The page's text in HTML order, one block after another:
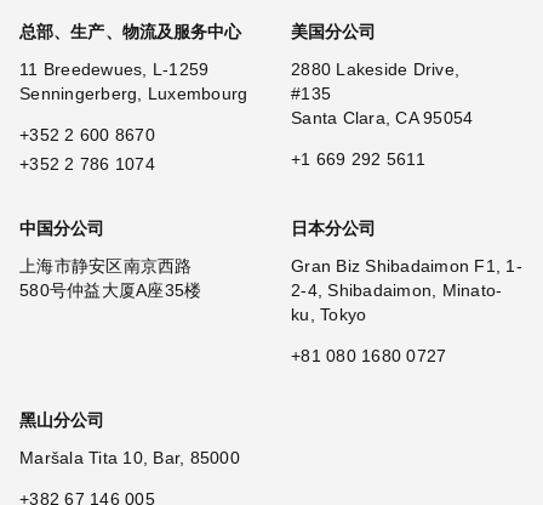
总部、生产、物流及服务中心
11 Breedewues, L-1259
Senningerberg, Luxembourg
+352 2 600 8670
+352 2 786 1074
美国分公司
2880 Lakeside Drive,
#135
Santa Clara, CA 95054
+1 669 292 5611
中国分公司
上海市静安区南京西路
580号仲益大厦A座35楼
日本分公司
Gran Biz Shibadaimon F1, 1-
2-4, Shibadaimon, Minato-
ku, Tokyo
+81 080 1680 0727
黑山分公司
Maršala Tita 10, Bar, 85000
+382 67 146 005